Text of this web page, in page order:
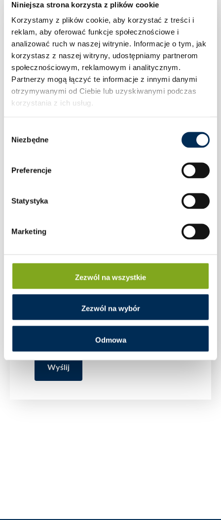
Niniejsza strona korzysta z plików cookie
Korzystamy z plików cookie, aby korzystać z treści i
reklam, aby oferować funkcje społecznościowe i
analizować ruch w naszej witrynie. Informacje o tym, jak
korzystasz z naszej witryny, udostępniamy partnerom
społecznościowym, reklamowym i analitycznym.
Partnerzy mogą łączyć te informacje z innymi danymi
otrzymywanymi od Ciebie lub uzyskiwanymi podczas
korzystania z ich usług.
zgody
Niezbędne
Preferencje
Statystyka
Marketing
Zezwól na wszystkie
Zezwól na wybór
Odmowa
Formularz
zgłoszeniowy